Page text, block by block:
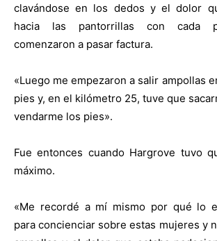
clavándose en los dedos y el dolor
hacia las pantorrillas con cada
comenzaron a pasar factura.
«Luego me empezaron a salir ampollas
pies y, en el kilómetro 25, tuve que
vendarme los pies».
Fue entonces cuando Hargrove tuvo
máximo.
«Me recordé a mí mismo por qué lo
para concienciar sobre estas mujeres y